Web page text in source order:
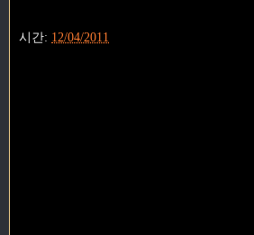
시간: 12/04/2011